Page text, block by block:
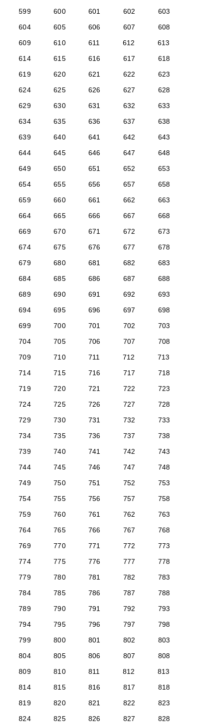
599
600 601 602
603
604
605 606 607
608
609
610 611 612
613
614
615 616 617
618
619
620 621 622
623
624
625 626 627
628
629
630 631 632
633
634
635 636 637
638
639
640 641 642
643
644
645 646 647
648
649
650 651 652
653
654
655 656 657
658
659
660 661 662
663
664
665 666 667
668
669
670 671 672
673
674
675 676 677
678
679
680 681 682
683
684
685 686 687
688
689
690 691 692
693
694
695 696 697
698
699
700 701 702
703
704
705 706 707
708
709
710 711 712
713
714
715 716 717
718
719
720 721 722
723
724
725 726 727
728
729
730 731 732
733
734
735 736 737
738
739
740 741 742
743
744
745 746 747
748
749
750 751 752
753
754
755 756 757
758
759
760 761 762
763
764
765 766 767
768
769
770 771 772
773
774
775 776 777
778
779
780 781 782
783
784
785 786 787
788
789
790 791 792
793
794
795 796 797
798
799
800 801 802
803
804
805 806 807
808
809
810 811 812
813
814
815 816 817
818
819
820 821 822
823
824
825 826 827
828